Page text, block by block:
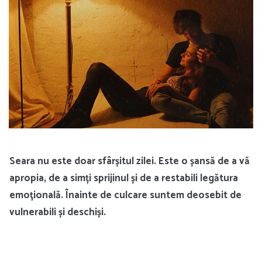
Seara nu este doar sfârșitul zilei. Este o șansă de a vă
apropia, de a simți sprijinul și de a restabili legătura
emoțională. Înainte de culcare suntem deosebit de
vulnerabili și deschiși.